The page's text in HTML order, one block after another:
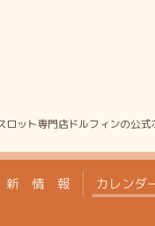
ロット専門店ドルフィンの公
新 情 報 カレンダ